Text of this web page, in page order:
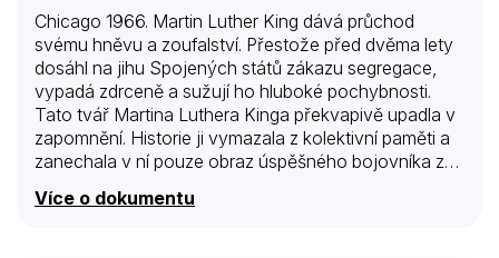
Chicago 1966. Martin Luther King dává průchod
svému hněvu a zoufalství. Přestože před dvěma lety
dosáhl na jihu Spojených států zákazu segregace,
vypadá zdrceně a sužují ho hluboké pochybnosti.
Tato tvář Martina Luthera Kinga překvapivě upadla v
zapomnění. Historie ji vymazala z kolektivní paměti a
zanechala v ní pouze obraz úspěšného bojovníka za
Tato slavná slova ale zastínila skutečnost, že Kingův
Více o dokumentu